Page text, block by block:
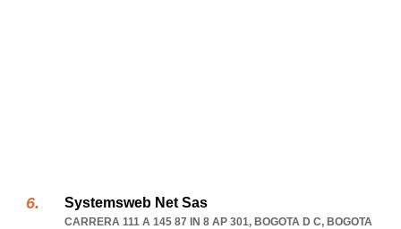
Systemsweb Net Sas
CARRERA 111 A 145 87 IN 8 AP 301, BOGOTA D C, BOGOTA